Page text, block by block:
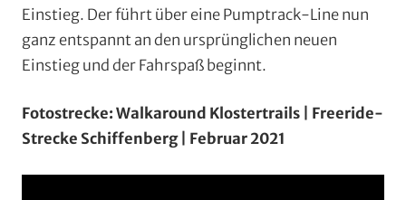
Einstieg. Der führt über eine Pumptrack-Line nun
ganz entspannt an den ursprünglichen neuen
Einstieg und der Fahrspaß beginnt.
Fotostrecke: Walkaround Klostertrails | Freeride-
Strecke Schiffenberg | Februar 2021